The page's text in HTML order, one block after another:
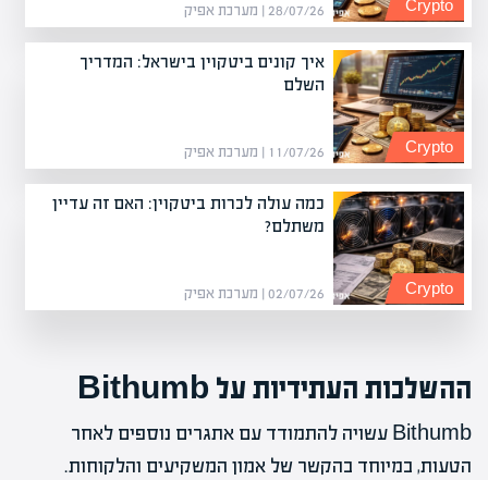
28/07/26 | מערכת אפיק Crypto
איך קונים ביטקוין בישראל: המדריך
השלם
11/07/26 | מערכת אפיק Crypto
כמה עולה לכרות ביטקוין: האם זה עדיין
משתלם?
02/07/26 | מערכת אפיק Crypto
ההשלכות העתידיות על Bithumb
Bithumb עשויה להתמודד עם אתגרים נוספים לאחר
הטעות, במיוחד בהקשר של אמון המשקיעים והלקוחות.